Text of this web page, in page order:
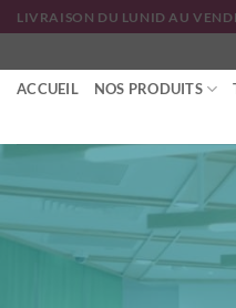
Passer
au
contenu
LIVRAISON DU LUNID AU
ACCUEIL NOS PRODUITS